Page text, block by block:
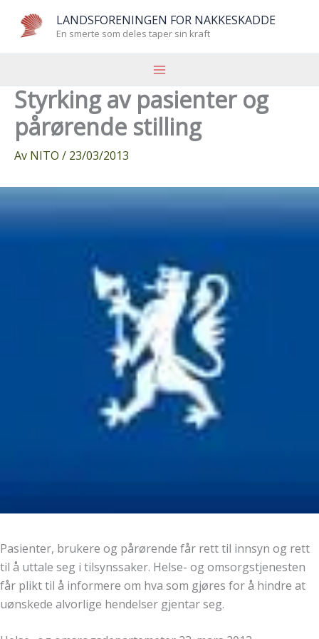
LANDSFORENINGEN FOR NAKKESKADDE
En smerte som deles taper sin kraft
Styrking av pasienter og
pårørende stilling
Av NITO / 23/03/2013
Pasienter, brukere og pårørende får rett til innsyn og rett
til å uttale seg i tilsynssaker. Helse- og omsorgstjenesten
får plikt til å informere om hva som gjøres for å hindre at
uønskede alvorlige hendelser gjentar seg.